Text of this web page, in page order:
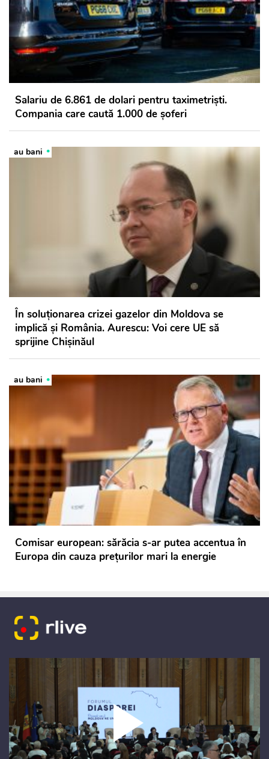
Salariu de 6.861 de dolari pentru taximetriști.
Compania care caută 1.000 de șoferi
au bani
În soluționarea crizei gazelor din Moldova se
implică și România. Aurescu: Voi cere UE să
sprijine Chișinăul
au bani
Comisar european: sărăcia s-ar putea accentua în
Europa din cauza prețurilor mari la energie